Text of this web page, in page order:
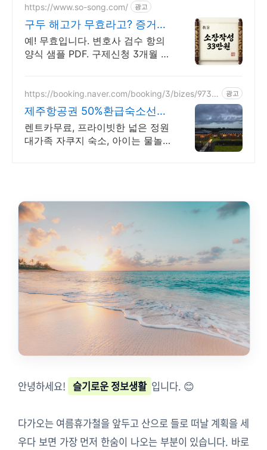
https://www.so-song.com/ 광고
구두 해고가 무효라고? 증거신
청 11만 소장 33만
예! 무효입니다. 변호사 검수 항의
양식 샘플 PDF. 구제신청 3개월 안
산해 안내드립니다
https://booking.naver.com/booking/3/bizes/9735
광고
제주항공권 50%환급숙소선정
렌트카 무료 이벤트중
렌트카무료, 프라이빗한 넓은 정원
대가족 자쿠지 숙소, 아이는 물놀
안녕하세요! 슬기로운 정보생활 입니다. 😊
다가오는 여름휴가철을 앞두고 산으로 들로 떠날 계획을 세
우다 보면 가장 먼저 한숨이 나오는 부분이 있습니다. 바로